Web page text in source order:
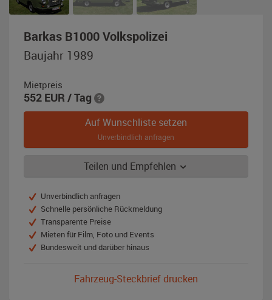
Barkas B1000 Volkspolizei
grün
Baujahr 1989
Mietpreis
552 EUR / Tag
Auf Wunschliste setzen
Unverbindlich anfragen
Teilen und Empfehlen
Unverbindlich anfragen
Schnelle persönliche Rückmeldung
Transparente Preise
Mieten für Film, Foto und Events
Bundesweit und darüber hinaus
Fahrzeug-Steckbrief drucken